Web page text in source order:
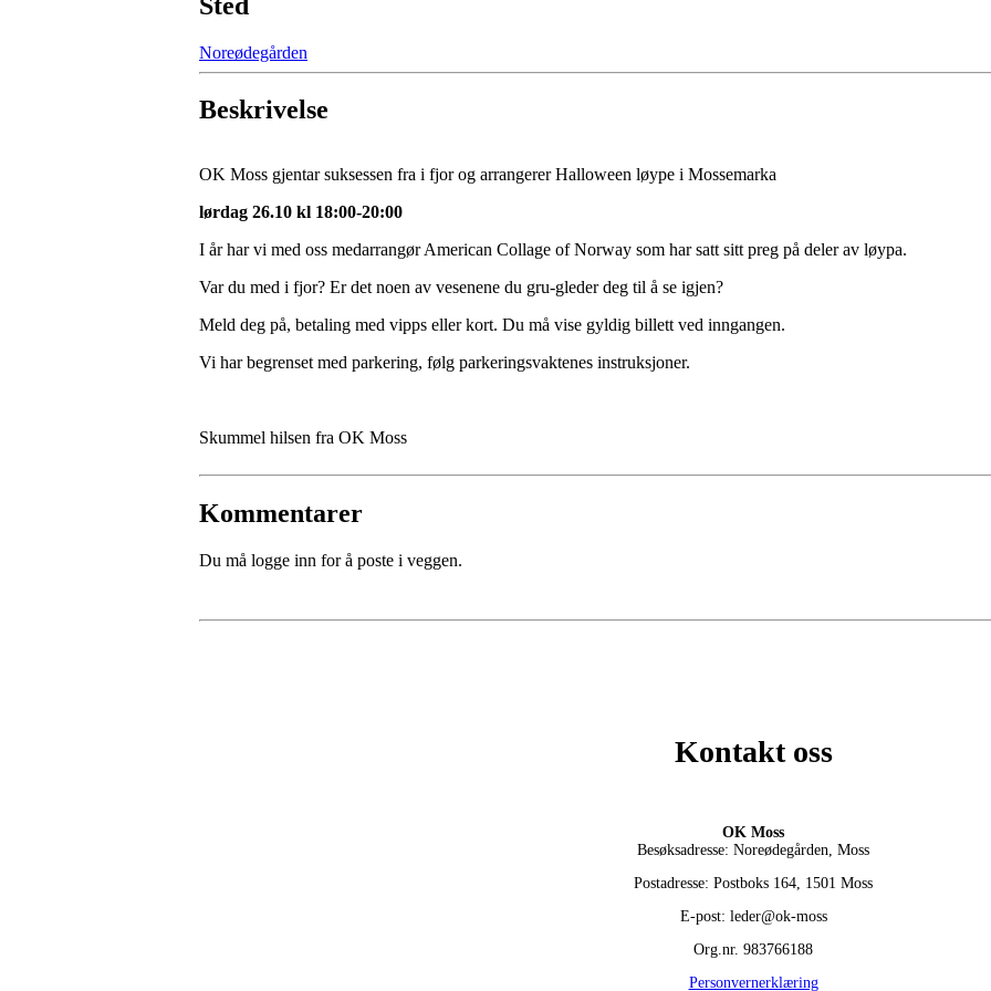
Noreødegården
Beskrivelse
OK Moss gjentar suksessen fra i fjor og arrangerer Halloween løype i Mossemarka
lørdag 26.10 kl 18:00-20:00
I år har vi med oss medarrangør American Collage of Norway som har satt sitt preg på deler av løypa.
Var du med i fjor? Er det noen av vesenene du gru-gleder deg til å se igjen?
Meld deg på, betaling med vipps eller kort. Du må vise gyldig billett ved inngangen.
Vi har begrenset med parkering, følg parkeringsvaktenes instruksjoner.
Skummel hilsen fra OK Moss
Kommentarer
Du må logge inn for å poste i veggen.
Kontakt oss
OK Moss
Besøksadresse: Noreødegården, Moss
Postadresse: Postboks 164, 1501 Moss
E-post: leder@ok-moss
Org.nr. 983766188
Personvernerklæring